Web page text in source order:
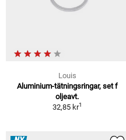
Louis
Aluminium-tätningsringar, set f
oljeavt.
32,85 kr1